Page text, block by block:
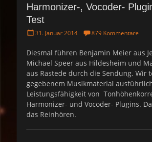
Harmonizer-, Vocoder-
Test
P
s
t
e
d
o
n
31. Januar 2014 879 Kommentare
Diesmal führen Benjamin Meier aus
Michael Speer aus Hildesheim und
aus Rastede durch die Sendung. Wir
gegebenem Musikmaterial
Leistungsfähigkeit von
Harmonizer- und Vocoder- Plugins.
das Reinhören.